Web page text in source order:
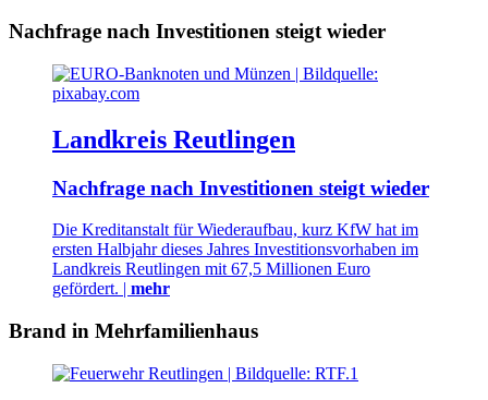
Nachfrage nach Investitionen steigt wieder
Landkreis Reutlingen
Nachfrage nach Investitionen steigt wieder
Die Kreditanstalt für Wiederaufbau, kurz KfW hat im
ersten Halbjahr dieses Jahres Investitionsvorhaben im
Landkreis Reutlingen mit 67,5 Millionen Euro
gefördert. | mehr
Brand in Mehrfamilienhaus